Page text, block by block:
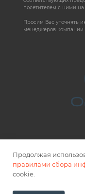
посетителем с ними на
Просим Вас уточнять
менеджеров компании.
Продолжая
правилами сбора
cookie.